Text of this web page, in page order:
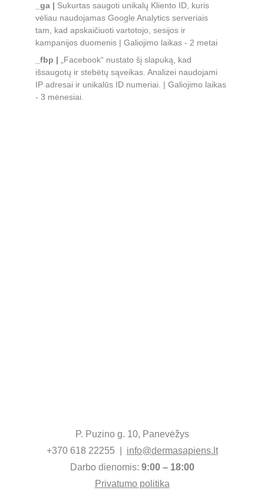
_ga | Sukurtas saugoti unikalų Kliento ID, kuris
vėliau naudojamas Google Analytics serveriais
tam, kad apskaičiuoti vartotojo, sesijos ir
kampanijos duomenis | Galiojimo laikas - 2 metai
_fbp |
„Facebook“ nustato šį slapuką, kad
išsaugotų ir stebėtų sąveikas. Analizei naudojami
IP adresai ir unikalūs ID numeriai. | Galiojimo laikas
- 3 mėnesiai.
P. Puzino g. 10, Panevėžys
+370 618 22255  | info@dermasapiens.lt
Darbo dienomis: 9:00 – 18:00
Privatumo politika